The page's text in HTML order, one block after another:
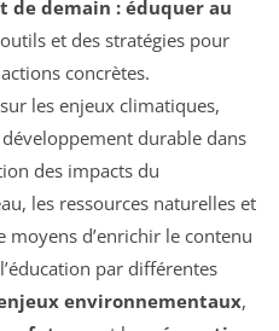
de demain : éduquer au
et des stratégies pour
concrètes.
les enjeux climatiques,
durable dans
des impacts du
les ressources naturelles et
d’enrichir le contenu
par différentes
environnementaux,